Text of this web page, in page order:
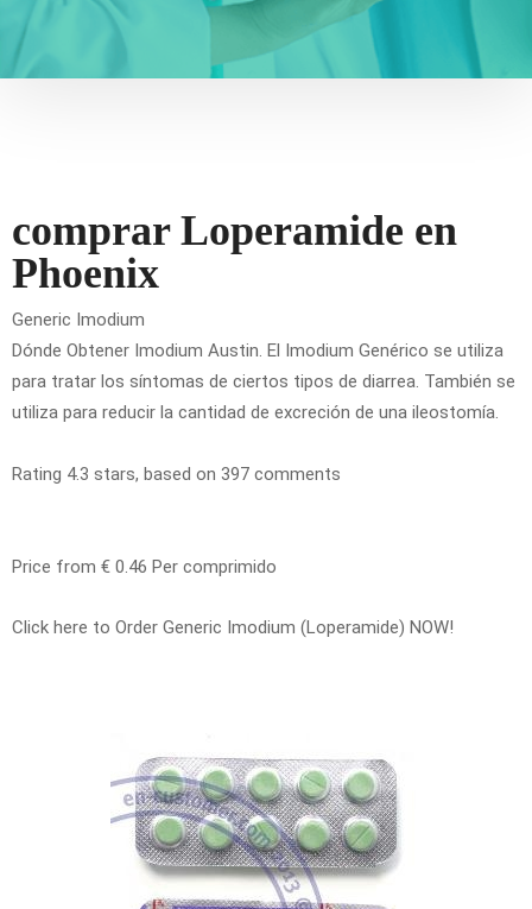
comprar Loperamide en
Phoenix
Generic Imodium
Dónde Obtener Imodium Austin. El Imodium Genérico se utiliza
para tratar los síntomas de ciertos tipos de diarrea. También se
utiliza para reducir la cantidad de excreción de una ileostomía.
Rating 4.3 stars, based on 397 comments
Price from € 0.46 Per comprimido
Click here to Order Generic Imodium (Loperamide) NOW!